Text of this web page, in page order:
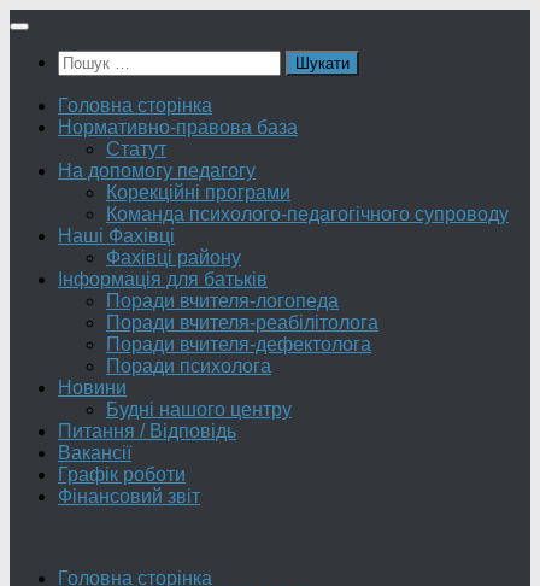
Skip
contentПошук:
Головна сторінка
Нормативно-правова база
Статут
На допомогу педагогу
Корекційні програми
Команда психолого-педагогічного супроводу
Наші Фахівці
Фахівці району
Інформація для батьків
Поради вчителя-логопеда
Поради вчителя-реабілітолога
Поради вчителя-дефектолога
Поради психолога
Новини
Будні нашого центру
Питання / Відповідь
Вакансії
Графік роботи
Фінансовий звіт
Головна сторінка